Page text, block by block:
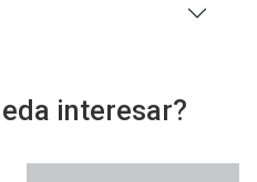
interesar?